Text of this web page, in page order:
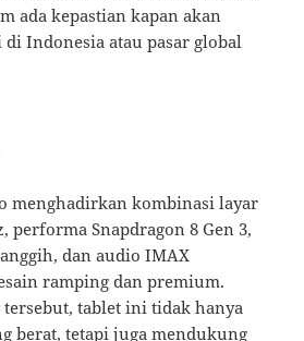
ada kepastian kapan akan
Indonesia atau pasar global
menghadirkan kombinasi layar
performa Snapdragon 8 Gen 3,
dan audio IMAX
ramping dan premium.
tersebut, tablet ini tidak hanya
berat, tetapi juga mendukung